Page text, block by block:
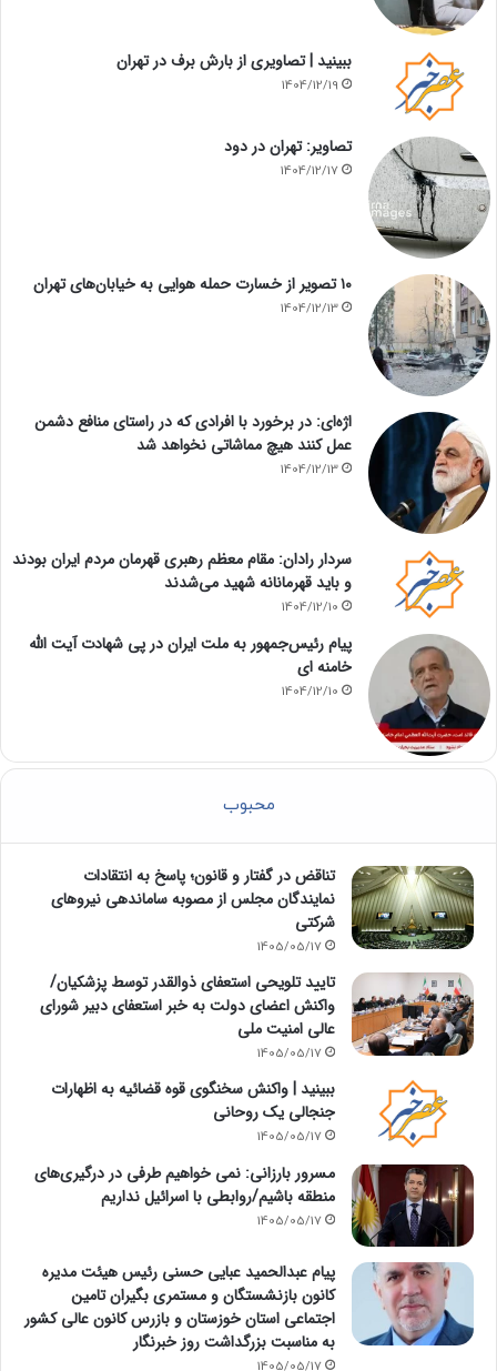
ببینید | تصاویری از بارش برف در تهران
1404/12/19
تصاویر: تهران در دود
1404/12/17
۱۰ تصویر از خسارت حمله هوایی به خیابان‌های تهران
1404/12/13
اژه‌ای: در برخورد با افرادی که در راستای منافع دشمن
عمل کنند هیچ مماشاتی نخواهد شد
1404/12/13
سردار رادان: مقام معظم رهبری قهرمان مردم ایران بودند
و باید قهرمانانه شهید می‌شدند
1404/12/10
پیام رئیس‌جمهور به ملت ایران در پی شهادت آیت الله
خامنه ای
1404/12/10
محبوب
تناقض در گفتار و قانون؛ پاسخ به انتقادات
نمایندگان مجلس از مصوبه ساماندهی نیروهای
شرکتی
1405/05/17
تایید تلویحی استعفای ذوالقدر توسط پزشکیان/
واکنش اعضای دولت به خبر استعفای دبیر شورای
عالی امنیت ملی
1405/05/17
ببینید | واکنش سخنگوی قوه قضائیه به اظهارات
جنجالی یک روحانی
1405/05/17
مسرور بارزانی: نمی خواهیم طرفی در درگیری‌های
منطقه باشیم/روابطی با اسرائیل نداریم
1405/05/17
پیام عبدالحمید عبایی حسنی رئیس هیئت مدیره
کانون بازنشستگان و مستمری بگیران تامین
اجتماعی استان خوزستان و بازرس کانون عالی کشور
به مناسبت بزرگداشت روز خبرنگار
1405/05/17